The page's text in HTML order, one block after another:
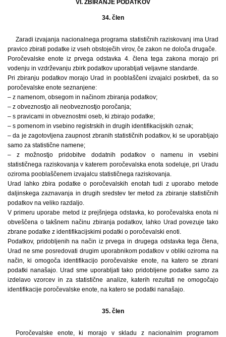
VI. ZBIRANJE PODATKOV
34. člen
Zaradi izvajanja nacionalnega programa statističnih raziskovanj ima Urad
pravico zbirati podatke iz vseh obstoječih virov, če zakon ne določa drugače.
Poročevalske enote iz prvega odstavka 4. člena tega zakona morajo pri
vodenju in vzdrževanju zbirk podatkov uporabljati veljavne standarde.
Pri zbiranju podatkov morajo Urad in pooblaščeni izvajalci poskrbeti, da so
poročevalske enote seznanjene:
– z namenom, obsegom in načinom zbiranja podatkov;
– z obveznostjo ali neobveznostjo poročanja;
– s pravicami in obveznostmi oseb, ki zbirajo podatke;
– s pomenom in vsebino registrskih in drugih identifikacijskih oznak;
– da je zagotovljena zaupnost zbranih statističnih podatkov, ki se uporabljajo
samo za statistične namene;
– z možnostjo pridobitve dodatnih podatkov o namenu in vsebini
statističnega raziskovanja v katerem poročevalska enota sodeluje, pri Uradu
oziroma pooblaščenem izvajalcu statističnega raziskovanja.
Urad lahko zbira podatke o poročevalskih enotah tudi z uporabo metode
daljinskega zaznavanja in drugih sredstev ter metod za zbiranje statističnih
podatkov na veliko razdaljo.
V primeru uporabe metod iz prejšnjega odstavka, ko poročevalska enota ni
obveščena o takšnem načinu zbiranja podatkov, lahko Urad povezuje tako
zbrane podatke z identifikacijskimi podatki o poročevalski enoti.
Podatkov, pridobljenih na način iz prvega in drugega odstavka tega člena,
Urad ne sme posredovati drugim uporabnikom podatkov v obliki oziroma na
način, ki omogoča identifikacijo poročevalske enote, na katero se zbrani
podatki nanašajo. Urad sme uporabljati tako pridobljene podatke samo za
izdelavo vzorcev in za statistične analize, katerih rezultati ne omogočajo
identifikacije poročevalske enote, na katero se podatki nanašajo.
35. člen
Poročevalske enote, ki morajo v skladu z nacionalnim programom